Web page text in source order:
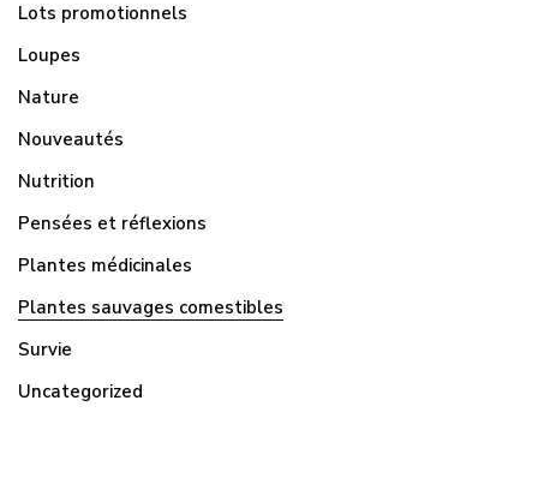
Lots promotionnels
Loupes
Nature
Nouveautés
Nutrition
Pensées et réflexions
Plantes médicinales
Plantes sauvages comestibles
Survie
Uncategorized